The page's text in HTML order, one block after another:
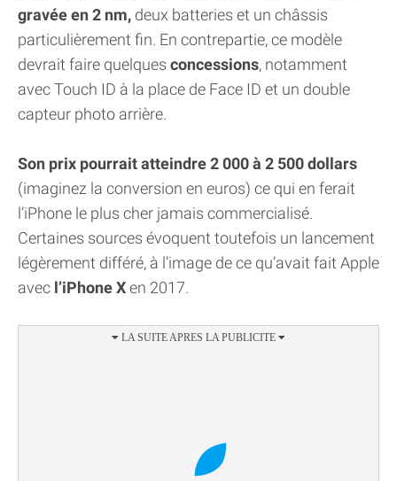
gravée en 2 nm, deux batteries et un châssis
particulièrement fin. En contrepartie, ce modèle
devrait faire quelques concessions, notamment
avec Touch ID à la place de Face ID et un double
capteur photo arrière.
Son prix pourrait atteindre 2 000 à 2 500 dollars
(imaginez la conversion en euros) ce qui en ferait
l’iPhone le plus cher jamais commercialisé.
Certaines sources évoquent toutefois un lancement
légèrement différé, à l’image de ce qu’avait fait Apple
avec l’iPhone Xen 2017.